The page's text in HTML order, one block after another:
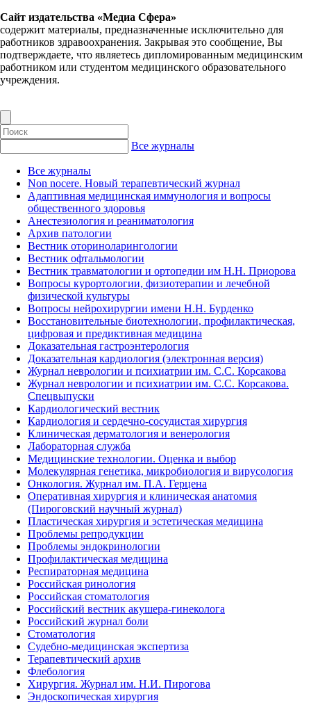
Сайт издательства «Медиа Сфера»
содержит материалы, предназначенные исключительно для
работников здравоохранения. Закрывая это сообщение, Вы
подтверждаете, что являетесь дипломированным медицинским
работником или студентом медицинского образовательного
учреждения.
Все журналы
Все журналы
Non nocere. Новый терапевтический журнал
Адаптивная медицинская иммунология и вопросы
общественного здоровья
Анестезиология и реаниматология
Архив патологии
Вестник оториноларингологии
Вестник офтальмологии
Вестник травматологии и ортопедии им Н.Н. Приорова
Вопросы курортологии, физиотерапии и лечебной
физической культуры
Вопросы нейрохирургии имени Н.Н. Бурденко
Восстановительные биотехнологии, профилактическая,
цифровая и предиктивная медицина
Доказательная гастроэнтерология
Доказательная кардиология (электронная версия)
Журнал неврологии и психиатрии им. С.С. Корсакова
Журнал неврологии и психиатрии им. С.С. Корсакова.
Спецвыпуски
Кардиологический вестник
Кардиология и сердечно-сосудистая хирургия
Клиническая дерматология и венерология
Лабораторная служба
Медицинские технологии. Оценка и выбор
Молекулярная генетика, микробиология и вирусология
Онкология. Журнал им. П.А. Герцена
Оперативная хирургия и клиническая анатомия
(Пироговский научный журнал)
Пластическая хирургия и эстетическая медицина
Проблемы репродукции
Проблемы эндокринологии
Профилактическая медицина
Респираторная медицина
Российская ринология
Российская стоматология
Российский вестник акушера-гинеколога
Российский журнал боли
Стоматология
Судебно-медицинская экспертиза
Терапевтический архив
Флебология
Хирургия. Журнал им. Н.И. Пирогова
Эндоскопическая хирургия